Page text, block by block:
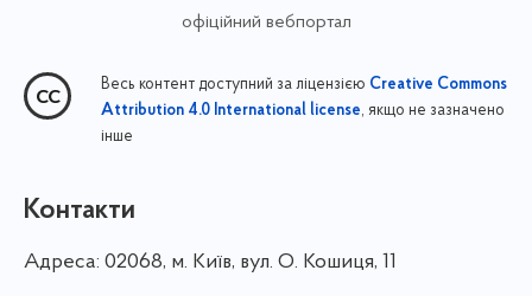
офіційний вебпортал
Весь контент доступний за ліцензією Creative Commons
Attribution 4.0 International license, якщо не зазначено
інше
Контакти
Адреса: 02068, м. Київ, вул. О. Кошиця, 11